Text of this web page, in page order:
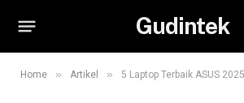
Gudintek
Home » Artikel » 5 Laptop Terbaik ASUS 2025: